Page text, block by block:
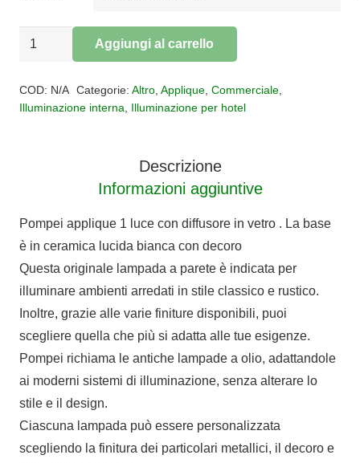
Applique
quantità
Aggiungi al carrello
COD: N/A Categorie: Altro, Applique, Commerciale,
Illuminazione interna, Illuminazione per hotel
Descrizione
Informazioni aggiuntive
Pompei applique 1 luce con diffusore in vetro . La base
è in ceramica lucida bianca con decoro
Questa originale lampada a parete è indicata per
illuminare ambienti arredati in stile classico e rustico.
Inoltre, grazie alle varie finiture disponibili, puoi
scegliere quella che più si adatta alle tue esigenze.
Pompei richiama le antiche lampade a olio, adattandole
ai moderni sistemi di illuminazione, senza alterare lo
stile e il design.
Ciascuna lampada può essere personalizzata
scegliendo la finitura dei particolari metallici, il decoro e